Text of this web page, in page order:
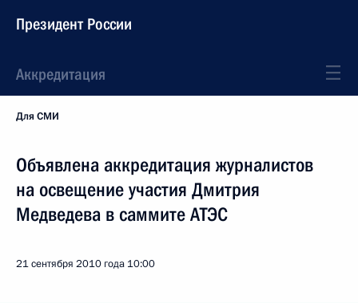
Президент России
Аккредитация
Для СМИ
Объявлена аккредитация журналистов
на освещение участия Дмитрия
Медведева в саммите АТЭС
21 сентября 2010 года 10:00